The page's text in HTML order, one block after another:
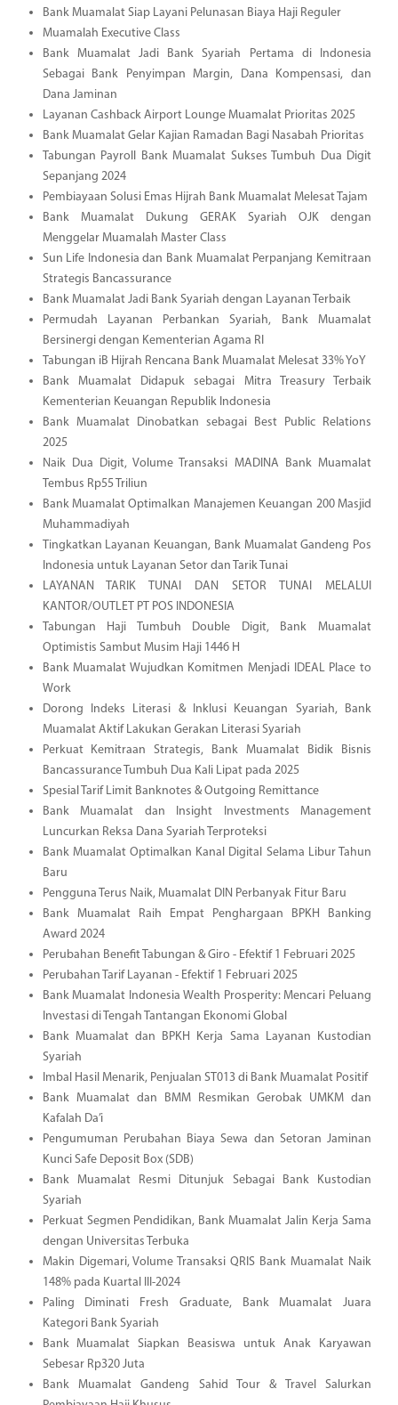
Bank Muamalat Siap Layani Pelunasan Biaya Haji Reguler
Muamalah Executive Class
Bank Muamalat Jadi Bank Syariah Pertama di Indonesia
Sebagai Bank Penyimpan Margin, Dana Kompensasi, dan
Dana Jaminan
Layanan Cashback Airport Lounge Muamalat Prioritas 2025
Bank Muamalat Gelar Kajian Ramadan Bagi Nasabah Prioritas
Tabungan Payroll Bank Muamalat Sukses Tumbuh Dua Digit
Sepanjang 2024
Pembiayaan Solusi Emas Hijrah Bank Muamalat Melesat Tajam
Bank Muamalat Dukung GERAK Syariah OJK dengan
Menggelar Muamalah Master Class
Sun Life Indonesia dan Bank Muamalat Perpanjang Kemitraan
Strategis Bancassurance
Bank Muamalat Jadi Bank Syariah dengan Layanan Terbaik
Permudah Layanan Perbankan Syariah, Bank Muamalat
Bersinergi dengan Kementerian Agama RI
Tabungan iB Hijrah Rencana Bank Muamalat Melesat 33% YoY
Bank Muamalat Didapuk sebagai Mitra Treasury Terbaik
Kementerian Keuangan Republik Indonesia
Bank Muamalat Dinobatkan sebagai Best Public Relations
2025
Naik Dua Digit, Volume Transaksi MADINA Bank Muamalat
Tembus Rp55 Triliun
Bank Muamalat Optimalkan Manajemen Keuangan 200 Masjid
Muhammadiyah
Tingkatkan Layanan Keuangan, Bank Muamalat Gandeng Pos
Indonesia untuk Layanan Setor dan Tarik Tunai
LAYANAN TARIK TUNAI DAN SETOR TUNAI MELALUI
KANTOR/OUTLET PT POS INDONESIA
Tabungan Haji Tumbuh Double Digit, Bank Muamalat
Optimistis Sambut Musim Haji 1446 H
Bank Muamalat Wujudkan Komitmen Menjadi IDEAL Place to
Work
Dorong Indeks Literasi & Inklusi Keuangan Syariah, Bank
Muamalat Aktif Lakukan Gerakan Literasi Syariah
Perkuat Kemitraan Strategis, Bank Muamalat Bidik Bisnis
Bancassurance Tumbuh Dua Kali Lipat pada 2025
Spesial Tarif Limit Banknotes & Outgoing Remittance
Bank Muamalat dan Insight Investments Management
Luncurkan Reksa Dana Syariah Terproteksi
Bank Muamalat Optimalkan Kanal Digital Selama Libur Tahun
Baru
Pengguna Terus Naik, Muamalat DIN Perbanyak Fitur Baru
Bank Muamalat Raih Empat Penghargaan BPKH Banking
Award 2024
Perubahan Benefit Tabungan & Giro - Efektif 1 Februari 2025
Perubahan Tarif Layanan - Efektif 1 Februari 2025
Bank Muamalat Indonesia Wealth Prosperity: Mencari Peluang
Investasi di Tengah Tantangan Ekonomi Global
Bank Muamalat dan BPKH Kerja Sama Layanan Kustodian
Syariah
Imbal Hasil Menarik, Penjualan ST013 di Bank Muamalat Positif
Bank Muamalat dan BMM Resmikan Gerobak UMKM dan
Kafalah Da’i
Pengumuman Perubahan Biaya Sewa dan Setoran Jaminan
Kunci Safe Deposit Box (SDB)
Bank Muamalat Resmi Ditunjuk Sebagai Bank Kustodian
Syariah
Perkuat Segmen Pendidikan, Bank Muamalat Jalin Kerja Sama
dengan Universitas Terbuka
Makin Digemari, Volume Transaksi QRIS Bank Muamalat Naik
148% pada Kuartal III-2024
Paling Diminati Fresh Graduate, Bank Muamalat Juara
Kategori Bank Syariah
Bank Muamalat Siapkan Beasiswa untuk Anak Karyawan
Sebesar Rp320 Juta
Bank Muamalat Gandeng Sahid Tour & Travel Salurkan